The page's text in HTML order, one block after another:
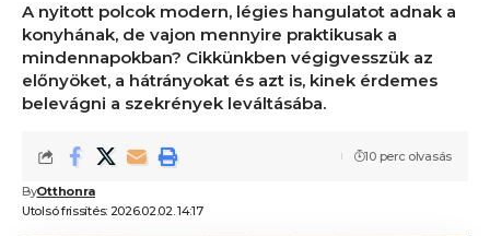
A nyitott polcok modern, légies hangulatot adnak a
konyhának, de vajon mennyire praktikusak a
mindennapokban? Cikkünkben végigvesszük az
előnyöket, a hátrányokat és azt is, kinek érdemes
belevágni a szekrények leváltásába.
Utolsó frissítés: 2026.02.02. 14:17
ByOtthonra
10 perc olvasás